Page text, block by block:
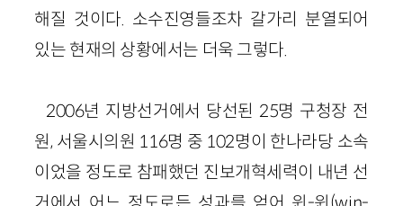
해질 것이다. 소수진영들조차 갈가리 분열되어
있는 현재의 상황에서는 더욱 그렇다.
2006년 지방선거에서 당선된 25명 구청장 전
원, 서울시의원 116명 중 102명이 한나라당 소속
이었을 정도로 참패했던 진보개혁세력이 내년 선